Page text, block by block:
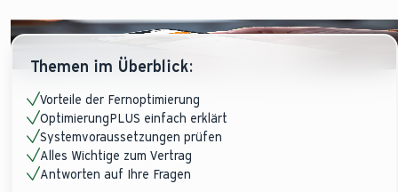
Themen im Überblick:
Vorteile der Fernoptimierung
OptimierungPLUS einfach erklärt
Systemvoraussetzungen prüfen
Alles Wichtige zum Vertrag
Antworten auf Ihre Fragen